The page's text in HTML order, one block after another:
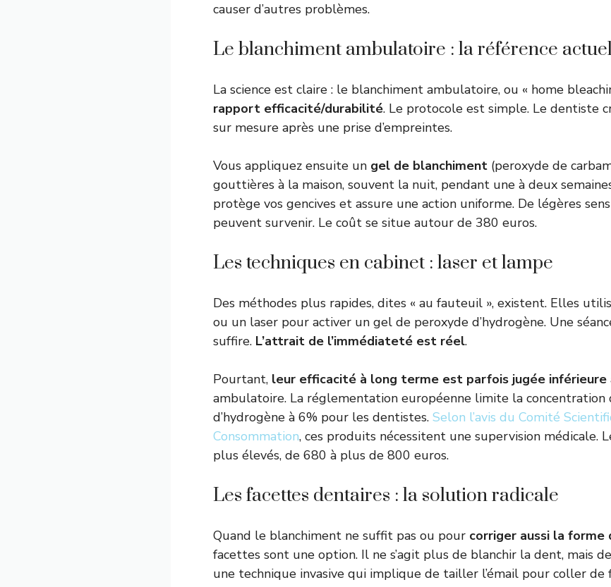
causer d’autres problèmes.
Le blanchiment ambulatoire : la référence
La science est claire : le blanchiment ambulatoire, ou « home
rapport efficacité/durabilité. Le protocole est simple. Le dentiste
sur mesure après une prise d’empreintes.
Vous appliquez ensuite un gel de blanchiment (peroxyde de
gouttières à la maison, souvent la nuit, pendant une à deux
protège vos gencives et assure une action uniforme. De légères
peuvent survenir. Le coût se situe autour de 380 euros.
Les techniques en cabinet : laser et lampe
Des méthodes plus rapides, dites « au fauteuil », existent. Elles
ou un laser pour activer un gel de peroxyde d’hydrogène. Une
suffire. L’attrait de l’immédiateté est réel.
Pourtant, leur efficacité à long terme est parfois jugée inférieure
ambulatoire. La réglementation européenne limite la concentration
d’hydrogène à 6% pour les dentistes. Selon l’avis du Comité
Consommation, ces produits nécessitent une supervision médicale.
plus élevés, de 680 à plus de 800 euros.
Les facettes dentaires : la solution radicale
Quand le blanchiment ne suffit pas ou pour corriger aussi la forme
facettes sont une option. Il ne s’agit plus de blanchir la dent, mais
une technique invasive qui implique de tailler l’émail pour coller de